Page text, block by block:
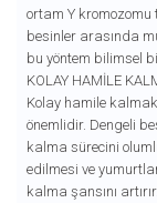
ortam Y
besinler arasında
bu yöntem bilimsel
KOLAY HAMILE
Kolay hamile
önemlidir. Dengeli
kalma sürecini
edilmesi ve
kalma şansını